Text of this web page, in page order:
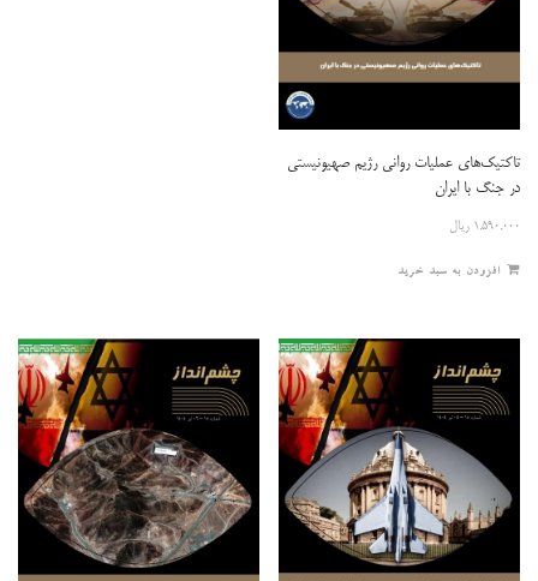
تاکتیک‌های عملیات روانی رژیم صهیونیستی
در جنگ با ایران
۱,۵۹۰,۰۰۰ ریال
افزودن به سبد خرید